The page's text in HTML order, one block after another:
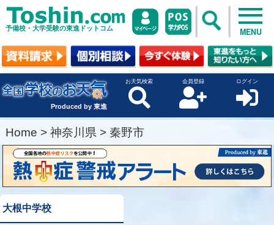
予備校・大学受験の東進ドットコム MENU
Produced by 東進
お天気検索 会員登録 ログイン
Home > 神奈川県 > 秦野市
大根中学校